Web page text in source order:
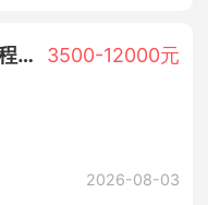
中国移动直销经理（服务工程师） 3500-12000元
2026-08-03